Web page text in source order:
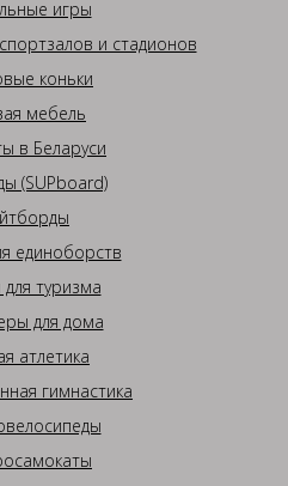
игры
и стадионов
коньки
мебель
в Беларуси
(SUPboard)
единоборств
туризма
для дома
атлетика
гимнастика